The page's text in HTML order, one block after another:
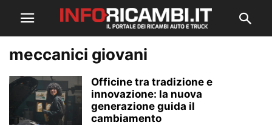
meccanici giovani
Officine tra tradizione e
innovazione: la nuova
generazione guida il
cambiamento